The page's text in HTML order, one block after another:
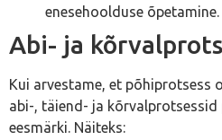
enesehoolduse õpetamine.
Abi- ja
Kui arvestame, et põhiprotsess
abi-, täiend- ja kõrvalprotsessid
eesmärki. Näiteks: